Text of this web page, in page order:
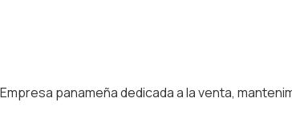
Empresa panameña dedicada a la venta,